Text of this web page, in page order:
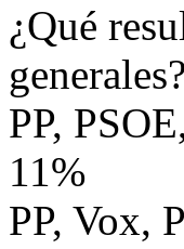
¿Qué
generales?
PP,
11%
PP, Vox,